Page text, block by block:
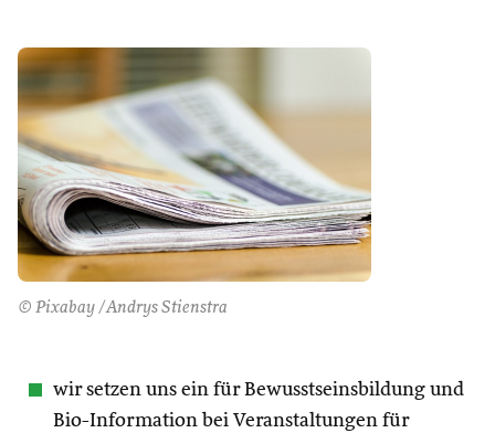
© Pixabay /Andrys Stienstra
wir setzen uns ein für Bewusstseinsbildung und
Bio-Information bei Veranstaltungen für